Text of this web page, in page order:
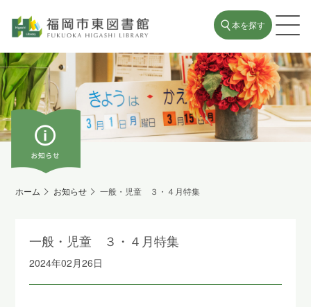
本を探す
ホーム お知らせ 一般・児童 ３・４月特集
一般・児童 ３・４月特集
2024年02月26日